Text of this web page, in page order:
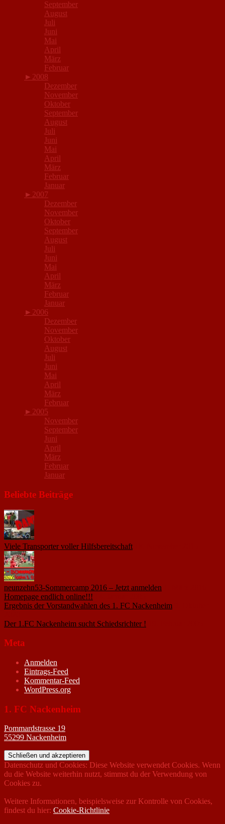
September
August
Juli
Juni
Mai
April
März
Februar
► 2008
Dezember
November
Oktober
September
August
Juli
Juni
Mai
April
März
Februar
Januar
► 2007
Dezember
November
Oktober
September
August
Juli
Juni
Mai
April
März
Februar
Januar
► 2006
Dezember
November
Oktober
August
Juli
Juni
Mai
April
März
Februar
► 2005
November
September
Juni
April
März
Februar
Januar
Beliebte Beiträge
Viele Transporter voller Hilfsbereitschaft
neunzehn53-Sommercamp 2016 – Jetzt anmelden
Homepage endlich online!!!
Ergebnis der Vorstandwahlen des 1. FC Nackenheim
Der 1.FC Nackenheim sucht Schiedsrichter !
Meta
Anmelden
Eintrags-Feed
Kommentar-Feed
WordPress.org
1. FC Nackenheim
Pommardstrasse 19
55299 Nackenheim
Datenschutz und Cookies: Diese Website verwendet Cookies. Wenn
du die Website weiterhin nutzt, stimmst du der Verwendung von
Cookies zu.
Weitere Informationen, beispielsweise zur Kontrolle von Cookies,
findest du hier: Cookie-Richtlinie